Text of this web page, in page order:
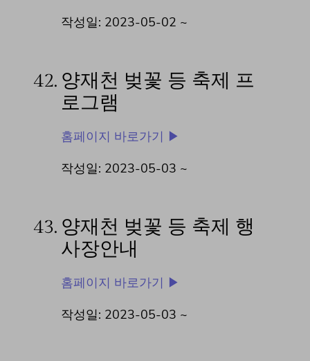
작성일: 2023-05-02 ~
42. 양재천 벚꽃 등 축제 프
로그램
홈페이지 바로가기 ▶
작성일: 2023-05-03 ~
43. 양재천 벚꽃 등 축제 행
사장안내
홈페이지 바로가기 ▶
작성일: 2023-05-03 ~